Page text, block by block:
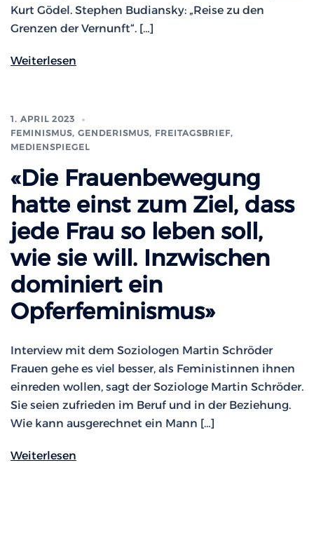
Kurt Gödel. Stephen Budiansky: „Reise zu den
Grenzen der Vernunft“. […]
Weiterlesen
1. APRIL 2023
FEMINISMUS, GENDERISMUS, FREITAGSBRIEF,
MEDIENSPIEGEL
«Die Frauenbewegung
hatte einst zum Ziel, dass
jede Frau so leben soll,
wie sie will. Inzwischen
dominiert ein
Opferfeminismus»
Interview mit dem Soziologen Martin Schröder
Frauen gehe es viel besser, als Feministinnen ihnen
einreden wollen, sagt der Soziologe Martin Schröder.
Sie seien zufrieden im Beruf und in der Beziehung.
Wie kann ausgerechnet ein Mann […]
Weiterlesen